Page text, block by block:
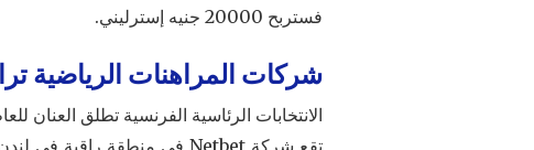
فستربح 20000 جنيه إسترليني.
شركات المراهنات الرياضية
الانتخابات الرئاسية الفرنسية تطلق